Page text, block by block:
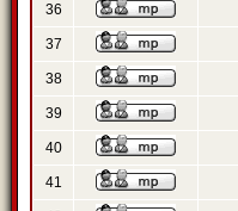
36
37
38
39
40
41